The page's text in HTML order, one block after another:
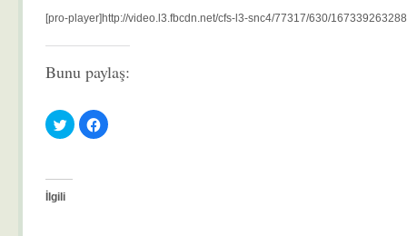
[pro-player]http://video.l3.fbcdn.net/cfs-l3-snc4/77317/630/
Bunu paylaş:
Twitter
üzerinde
paylaşmak
(Yeni
Facebook'ta
paylaşmak
İlgili